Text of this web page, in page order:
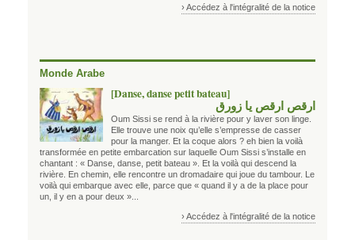
› Accédez à l'intégralité de la notice
Monde Arabe
[Danse, danse petit bateau]
ارقص ارقص يا زورق
Oum Sissi se rend à la rivière pour y laver son linge.
Elle trouve une noix qu’elle s’empresse de casser
pour la manger. Et la coque alors ? eh bien la voilà
transformée en petite embarcation sur laquelle Oum Sissi s’installe en
chantant : « Danse, danse, petit bateau ». Et la voilà qui descend la
rivière. En chemin, elle rencontre un dromadaire qui joue du tambour. Le
voilà qui embarque avec elle, parce que « quand il y a de la place pour
un, il y en a pour deux »...
› Accédez à l'intégralité de la notice